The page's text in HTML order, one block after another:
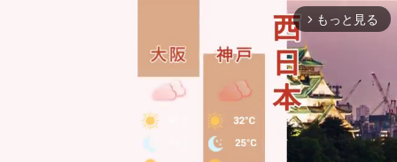
arrow_forward_ios もっと見る